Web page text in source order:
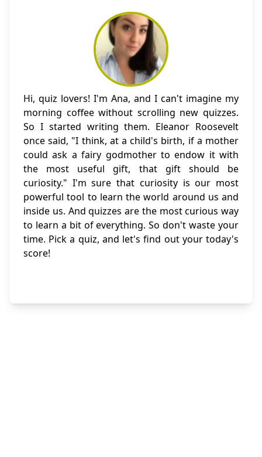
Hi, quiz lovers! I'm Ana, and I can't imagine my
morning coffee without scrolling new quizzes.
So I started writing them. Eleanor Roosevelt
once said, "I think, at a child's birth, if a mother
could ask a fairy godmother to endow it with
the most useful gift, that gift should be
curiosity." I'm sure that curiosity is our most
powerful tool to learn the world around us and
inside us. And quizzes are the most curious way
to learn a bit of everything. So don't waste your
time. Pick a quiz, and let's find out your today's
score!